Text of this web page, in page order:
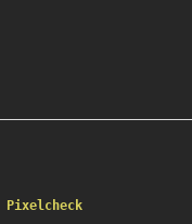
Pixelcheck